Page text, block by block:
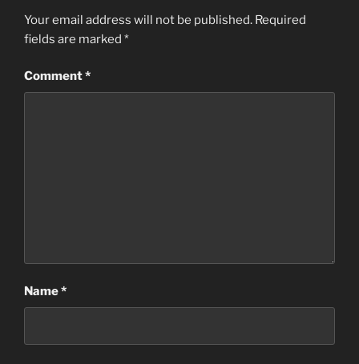
Your email address will not be published. Required
fields are marked *
Comment*
Name*